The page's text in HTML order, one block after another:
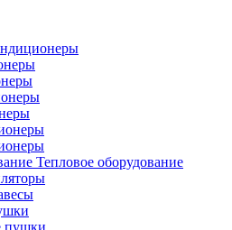
Тепловое оборудование
пушки